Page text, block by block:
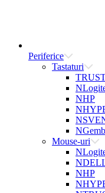
Periferice
Tastaturi
NHP
Mouse-uri
NHP